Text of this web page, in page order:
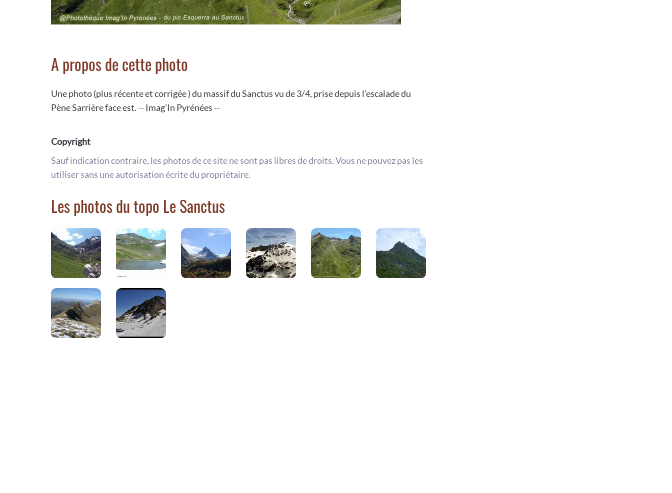
A propos de cette photo
Une photo (plus récente et corrigée ) du massif du Sanctus vu de 3/4, prise depuis l'escalade du
Pène Sarrière face est. -- Imag'In Pyrénées --
Copyright
Sauf indication contraire, les photos de ce site ne sont pas libres de droits. Vous ne pouvez pas les
utiliser sans une autorisation écrite du propriétaire.
Les photos du topo Le Sanctus